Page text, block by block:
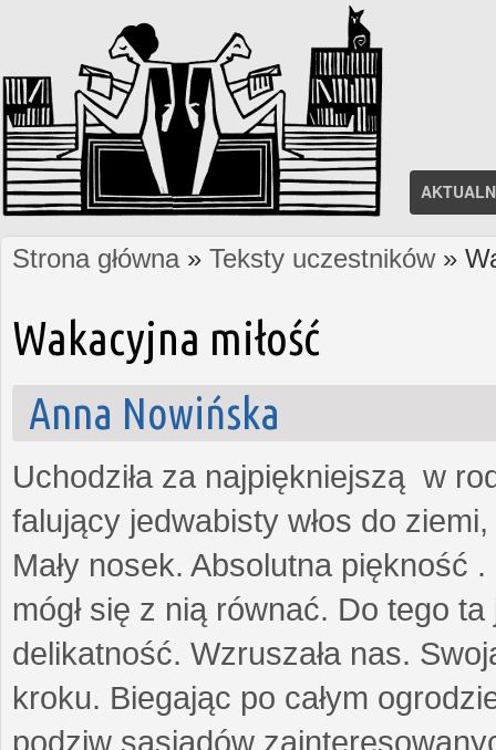
Jesteś tutaj
Strona główna» Teksty uczestników»
Wakacyjna miłość
Anna Nowińska
Uchodziła za najpiękniejszą w
falujący jedwabisty włos do
Mały nosek. Absolutna piękność
mógł się z nią równać. Do tego
delikatność. Wzruszała nas.
kroku. Biegając po całym
podziw sąsiadów